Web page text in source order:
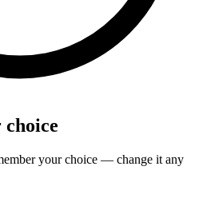
your choice — change it any